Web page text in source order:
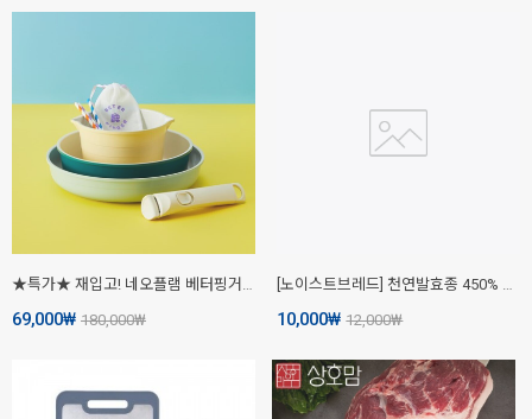
★특가★ 재입고! 네오플램 베터핑거 원더핸즈 쿡웨어 세트+캠핑가방 포함
69,000₩ 180,000₩
[노이스트브레드] 천연발효종 450% 플레인 깜빠뉴, 450g
10,000₩ 12,000₩